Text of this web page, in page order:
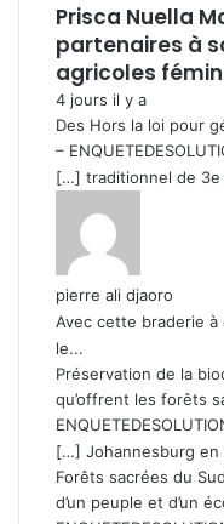
Prisca Nuella
partenaires à
agricoles
4 jours il y a
Des Hors la loi pour
–
[…] traditionnel de 3e
pierre ali djaoro
Avec cette braderie
le...
Préservation de la
qu’offrent les forêts
[…] Johannesburg en
Forêts sacrées du
d’un peuple et d’un